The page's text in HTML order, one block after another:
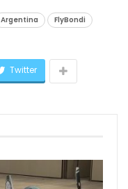
Argentina
FlyBondi
Twitter